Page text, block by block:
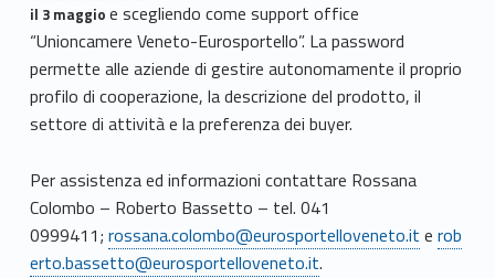
il 3 maggio e scegliendo come support office
“Unioncamere Veneto-Eurosportello”. La password
permette alle aziende di gestire autonomamente il proprio
profilo di cooperazione, la descrizione del prodotto, il
settore di attività e la preferenza dei buyer.
Per assistenza ed informazioni contattare Rossana
Colombo – Roberto Bassetto – tel. 041
0999411; rossana.colombo@eurosportelloveneto.it e rob
erto.bassetto@eurosportelloveneto.it.